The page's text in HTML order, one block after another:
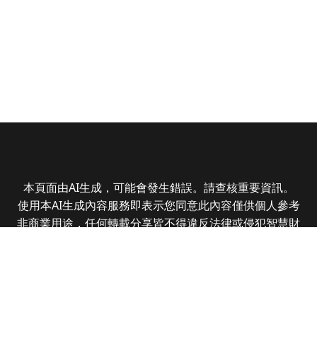
本頁面由AI生成，可能會發生錯誤。請查核重要資訊。
使用本AI生成內容服務即表示您同意此內容僅供個人參考
非商業用途，任何轉載分享皆不得違反法律或侵犯智慧財